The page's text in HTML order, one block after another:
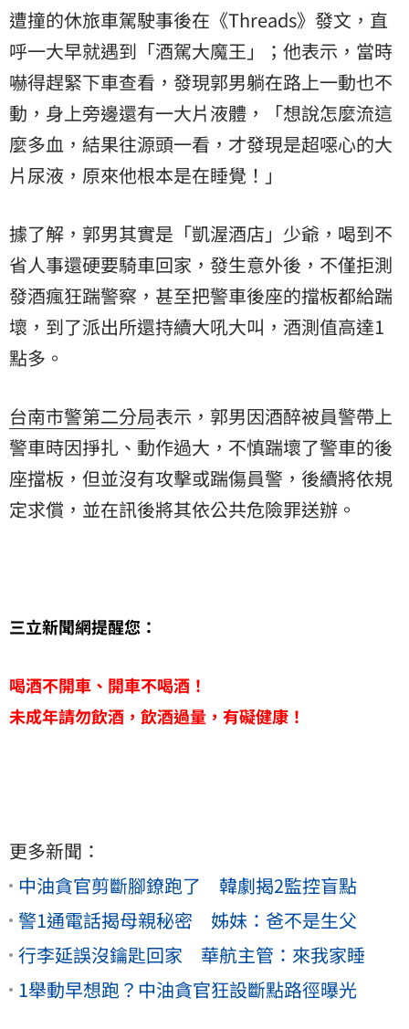
遭撞的休旅車駕駛事後在《Threads》發文，直
呼一大早就遇到「酒駕大魔王」；他表示，當時
嚇得趕緊下車查看，發現郭男躺在路上一動也不
動，身上旁邊還有一大片液體，「想說怎麼流這
麼多血，結果往源頭一看，才發現是超噁心的大
片尿液，原來他根本是在睡覺！」
據了解，郭男其實是「凱渥酒店」少爺，喝到不
省人事還硬要騎車回家，發生意外後，不僅拒測
發酒瘋狂踹警察，甚至把警車後座的擋板都給踹
壞，到了派出所還持續大吼大叫，酒測值高達1
點多。
台南市警第二分局表示，郭男因酒醉被員警帶上
警車時因掙扎、動作過大，不慎踹壞了警車的後
座擋板，但並沒有攻擊或踹傷員警，後續將依規
定求償，並在訊後將其依公共危險罪送辦。
三立新聞網提醒您：
喝酒不開車、開車不喝酒！
未成年請勿飲酒，飲酒過量，有礙健康！
更多新聞：
中油貪官剪斷腳鐐跑了 韓劇揭2監控盲點
警1通電話揭母親秘密 姊妹：爸不是生父
行李延誤沒鑰匙回家 華航主管：來我家睡
1舉動早想跑？中油貪官狂設斷點路徑曝光